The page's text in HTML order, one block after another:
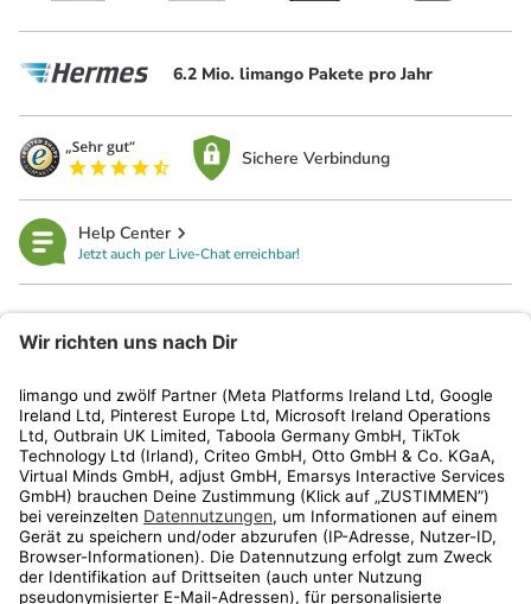
6.2 Mio. limango Pakete pro Jahr
Sichere Verbindung
Help Center
Jetzt auch per Live-Chat erreichbar!
Kundenservice
Shop
Aktionen
Travel